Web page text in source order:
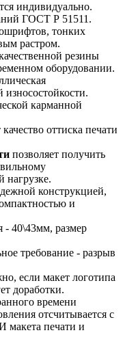
индивидуально.
ГОСТ Р 51511.
тонких
растром.
резины
оборудовании.
карманной
оттиска печати
позволяет получить
нагрузке.
конструкцией,
и
- 40\43мм, размер
требование - разрыв
если макет логотипа
доработки.
времени
отсчитывается с
печати и